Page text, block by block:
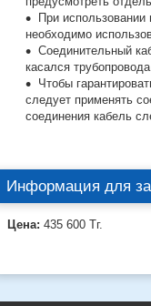
При использовании
необходимо
Соединительный
касался
Чтобы
следует применять
соединения кабель
Информация для
Цена: 435 600 Тг.